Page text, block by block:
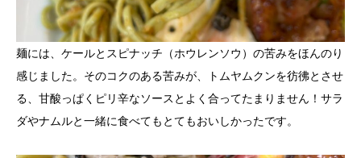
麺には、ケールとスピナッチ（ホウレンソウ）の苦みをほんのり
感じました。そのコクのある苦みが、トムヤムクンを彷彿とさせ
る、甘酸っぱくピリ辛なソースとよく合ってたまりません！サラ
ダやナムルと一緒に食べてもとてもおいしかったです。